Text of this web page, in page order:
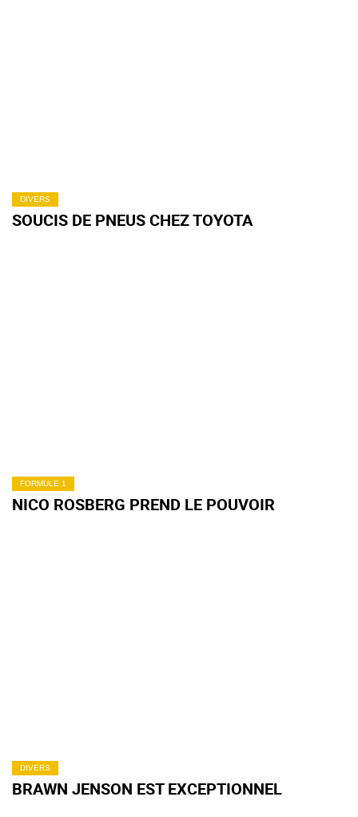
DIVERS
SOUCIS DE PNEUS CHEZ TOYOTA
FORMULE 1
NICO ROSBERG PREND LE POUVOIR
DIVERS
BRAWN JENSON EST EXCEPTIONNEL